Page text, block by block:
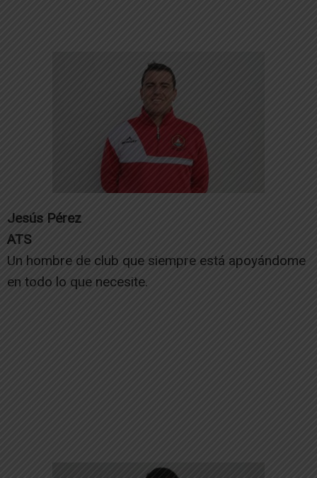
Jesús Pérez
ATS
Un hombre de club que siempre está apoyándome
en todo lo que necesite.